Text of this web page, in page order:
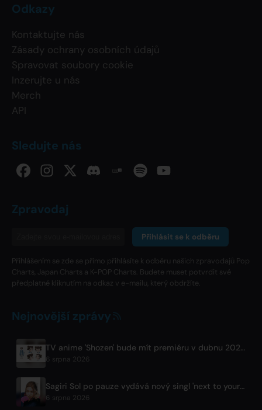
Odkazy
Kontaktujte nás
Zásady ochrany osobních údajů
Spravovat soubory cookie
Inzerujte u nás
Merch
API
Sledujte nás
Zpravodaj
Přihlásit se k odběru
Přihlášením se zde se přímo přihlásíte k odběru našich zpravodajů Pop
Charts, Japan Charts a K-POP Charts. Budete muset potvrdit své
předplatné kliknutím na odkaz v e-mailu, který obdržíte.
Nejnovější zprávy
TV anime 'Shozen' bude mít premiéru v dubnu 2027 na Fuji TV
6 srpna 2026
Sagiri Sol po pauze vydává nový singl 'next to your love'
6 srpna 2026